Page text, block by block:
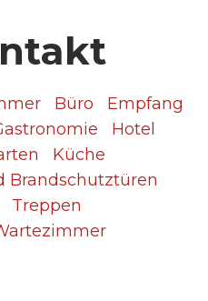
Büro
Empfang
Hotel
Küche
Brandschutztüren
Treppen